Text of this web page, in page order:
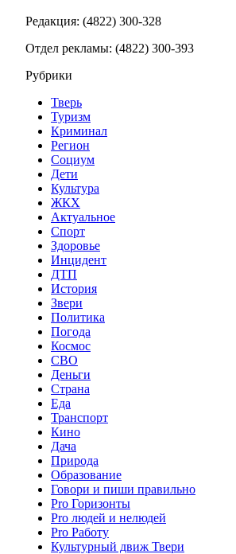
Редакция: (4822) 300-328
Отдел рекламы: (4822) 300-393
Рубрики
Тверь
Туризм
Криминал
Регион
Социум
Дети
Культура
ЖКХ
Актуальное
Спорт
Здоровье
Инцидент
ДТП
История
Звери
Политика
Погода
Космос
СВО
Деньги
Страна
Еда
Транспорт
Кино
Дача
Природа
Образование
Говори и пиши правильно
Pro Горизонты
Pro людей и нелюдей
Pro Работу
Культурный движ Твери